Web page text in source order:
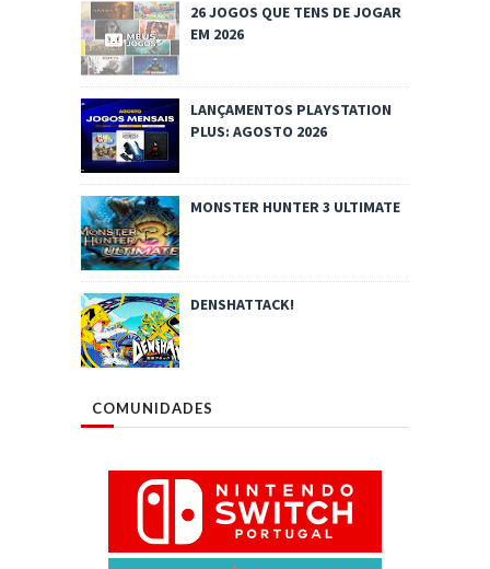
26 JOGOS QUE TENS DE JOGAR
EM 2026
LANÇAMENTOS PLAYSTATION
PLUS: AGOSTO 2026
MONSTER HUNTER 3 ULTIMATE
DENSHATTACK!
COMUNIDADES